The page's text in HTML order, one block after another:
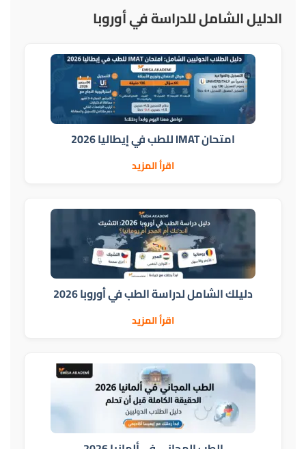
الدليل الشامل للدراسة في أوروبا
امتحان IMAT للطب في إيطاليا 2026
اقرأ المزيد
دليلك الشامل لدراسة الطب في أوروبا 2026
اقرأ المزيد